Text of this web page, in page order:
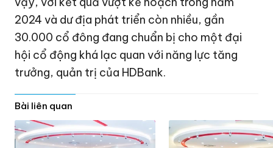
2024 và dư địa phát triển còn nhiều, gần
30.000 cổ đông đang chuẩn bị cho một đại
hội cổ động khá lạc quan với năng lực tăng
trưởng, quản trị của HDBank.
Bài liên quan